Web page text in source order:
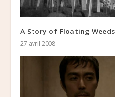
A Story of Floating Weeds
27 avril 2008